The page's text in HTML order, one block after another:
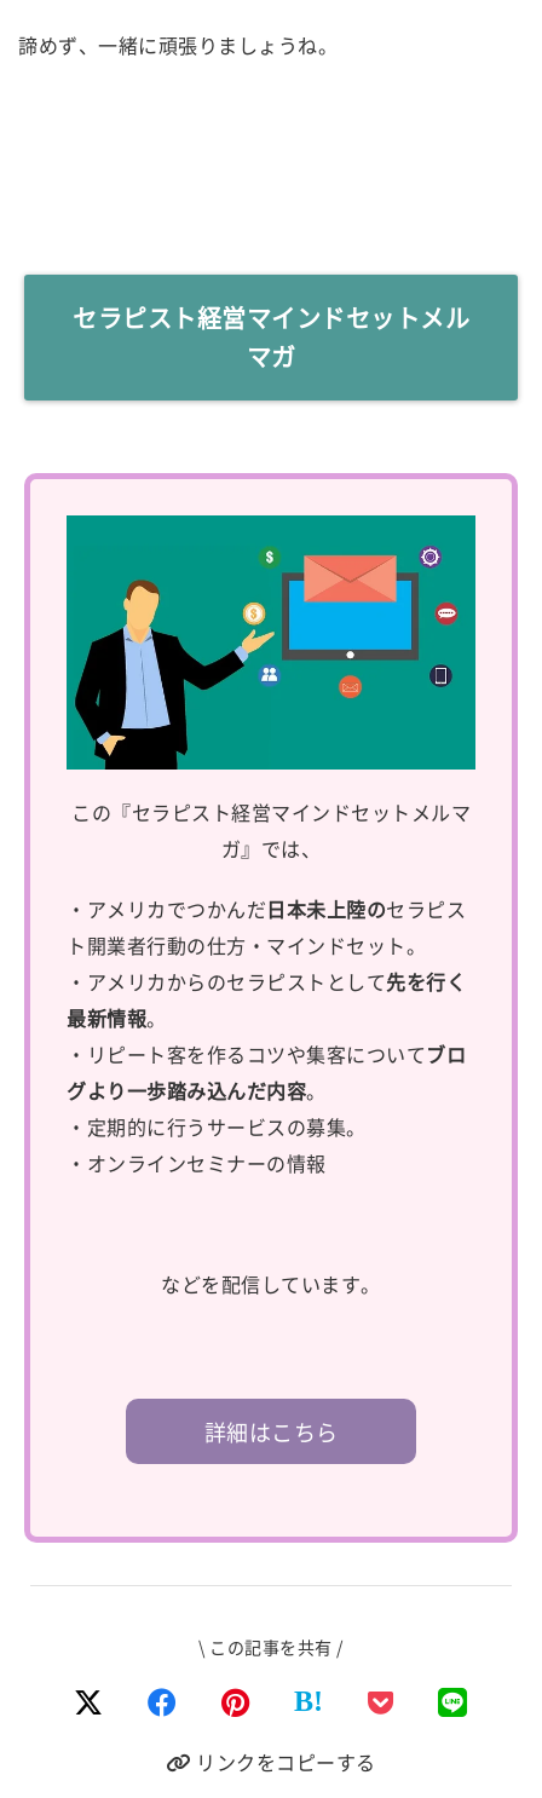
諦めず、一緒に頑張りましょうね。
セラピスト経営マインドセットメル
マガ
この『セラピスト経営マインドセットメルマ
ガ』では、
・アメリカでつかんだ日本未上陸のセラピス
ト開業者行動の仕方・マインドセット。
・アメリカからのセラピストとして先を行く
最新情報。
・リピート客を作るコツや集客についてブロ
グより一歩踏み込んだ内容。
・定期的に行うサービスの募集。
・オンラインセミナーの情報
などを配信しています。
詳細はこちら
\ この記事を共有 /
B!
リンクをコピーする